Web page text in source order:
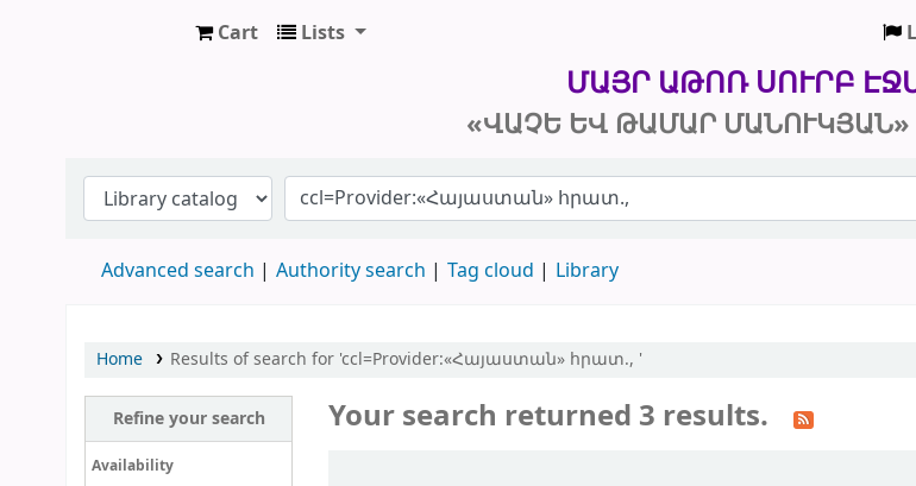
Մայր Աթոռ Սուրբ Էջմիածին «Վաչե և Թամար Մանուկյան»
Cart Lists
ՄԱՅՐ ԱԹՈՌ ՍՈՒՐԲ
«ՎԱՉԵ ԵՎ ԹԱՄԱՐ
Advanced search Authority search Tag cloud Library
Home Results of search for 'ccl=Provider:«Հայաստան» հրատ., '
Refine your search
Availability
Your search returned 3 results.